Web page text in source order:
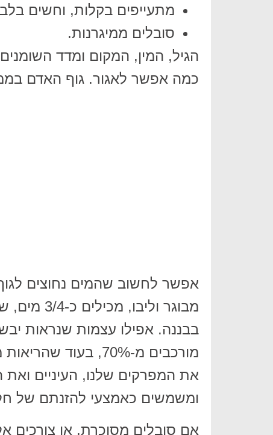
מתעייפים בקלות, וחשים
סובלים ממיגרנות.
כמה אפשר לאגור. גוף האדם בממוצע, מכיל
אפשר לחשוב שהמים נחוצים
מבוגר
את המפרקים שלנו, העיניים ואת
ומשמשים כאמצעי להזנתם של
אם סובלים מסוכרת, או צורכים